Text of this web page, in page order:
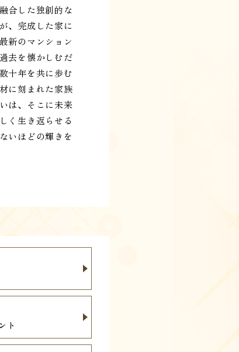
合した独創的な
、完成した家に
新のマンション
去を懐かしむだ
十年を共に歩む
に刻まれた家族
は、そこに未来
く生き返らせる
いほどの輝きを
ト